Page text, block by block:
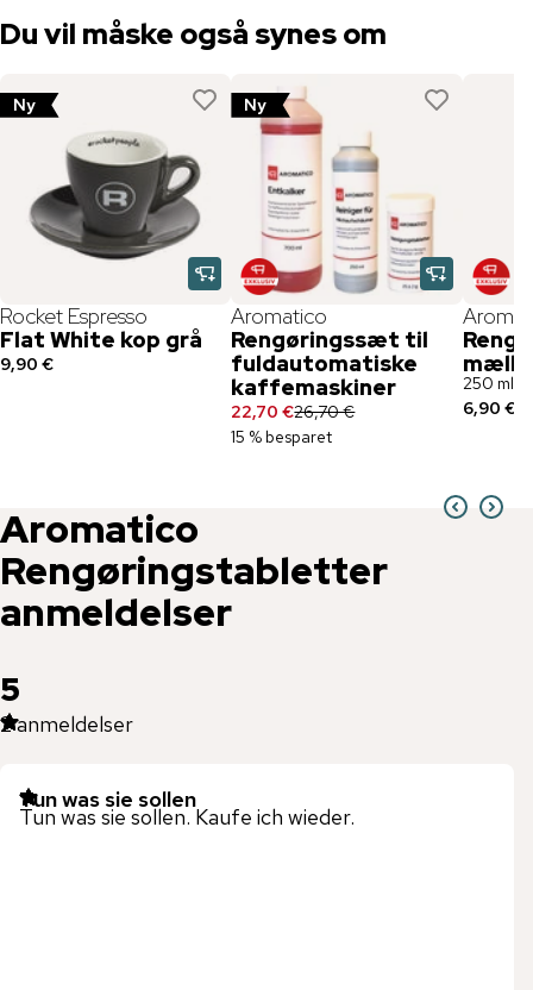
Du vil måske også synes om
Ny
Rocket Espresso
Flat White kop grå
9,90 €
Ny
Aromatico
Rengøringssæt til
fuldautomatiske
kaffemaskiner
22,70 €26,70 €
15 % besparet
250 ml
6,90 €
Aromatico
Rengøringstabletter
anmeldelser
5
2anmeldelser
Tun was sie sollen
Tun was sie sollen. Kaufe ich wieder.